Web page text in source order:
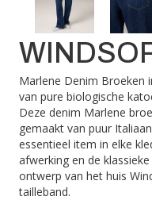
Marlene Denim Broeken
van pure biologische
Deze denim Marlene
gemaakt van puur
essentieel item in elke
afwerking en de
ontwerp van het huis
tailleband.